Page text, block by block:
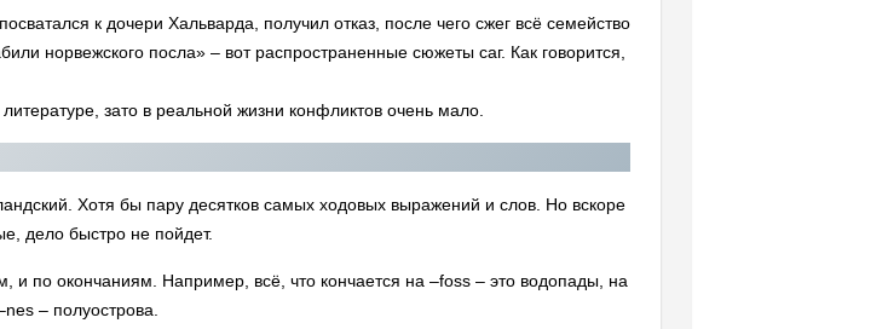
к дочери Хальварда, получил отказ, после чего сжег всё семейство
норвежского посла» – вот распространенные сюжеты саг. Как говорится,
зато в реальной жизни конфликтов очень мало.
Хотя бы пару десятков самых ходовых выражений и слов. Но вскоре
дело быстро не пойдет.
по окончаниям. Например, всё, что кончается на –foss – это водопады, на
– полуострова.